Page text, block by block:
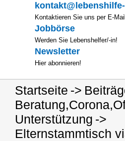
Kontaktieren Sie uns per E-
Jobbörse
Werden Sie Lebenshelfer/-in!
Newsletter
Hier abonnieren!
Startseite
Beratung,Corona,
Unterstützung
Elternstammtisch